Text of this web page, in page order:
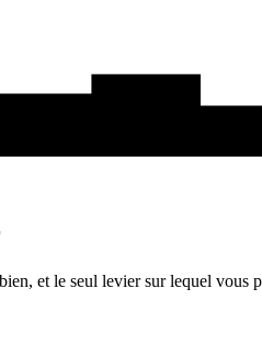
et le seul levier sur lequel vous